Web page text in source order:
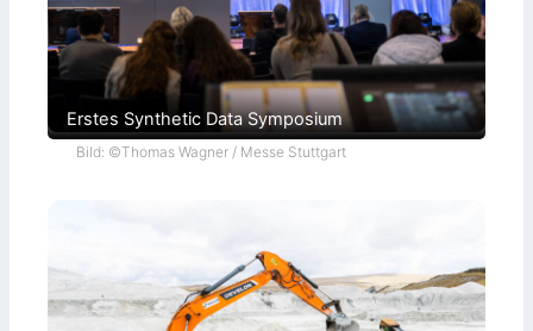
Erstes Synthetic Data Symposium
Bild: ©Thomas Wagner / Messe Stuttgart